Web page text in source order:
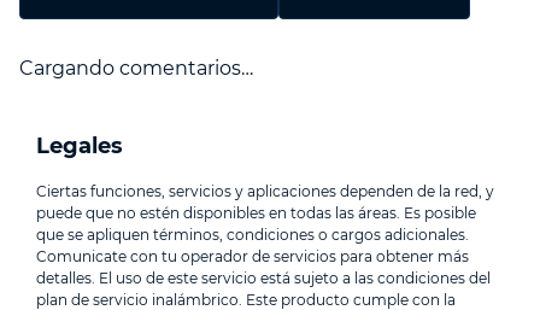
Cargando comentarios…
Legales
Ciertas funciones, servicios y aplicaciones dependen de la red, y
puede que no estén disponibles en todas las áreas. Es posible
que se apliquen términos, condiciones o cargos adicionales.
Comunicate con tu operador de servicios para obtener más
detalles. El uso de este servicio está sujeto a las condiciones del
plan de servicio inalámbrico. Este producto cumple con la